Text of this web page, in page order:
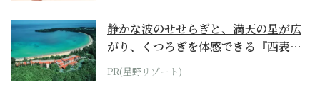
静かな波のせせらぎと、満天の星が広
がり、くつろぎを体感できる『西表島
ホテル by...
PR(星野リゾート)